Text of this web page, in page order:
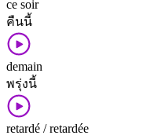
ce soir
คืนนี้
demain
พรุ่งนี้
retardé / retardée